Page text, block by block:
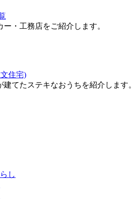
・工務店をご紹介します。
住宅)
てたステキなおうちを紹介します。
し